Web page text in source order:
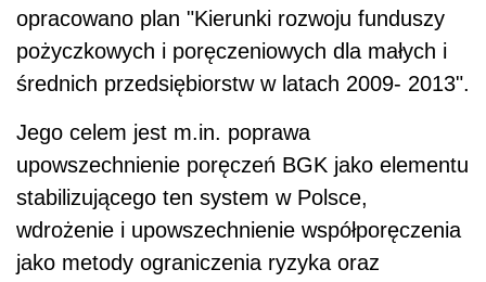
opracowano plan "Kierunki rozwoju funduszy
pożyczkowych i poręczeniowych dla małych i
średnich przedsiębiorstw w latach 2009- 2013".
Jego celem jest m.in. poprawa
upowszechnienie poręczeń BGK jako elementu
stabilizującego ten system w Polsce,
wdrożenie i upowszechnienie współporęczenia
jako metody ograniczenia ryzyka oraz